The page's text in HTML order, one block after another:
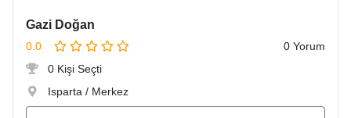
Gazi Doğan
0.0
0 Yorum
0 Kişi Seçti
Isparta / Merkez